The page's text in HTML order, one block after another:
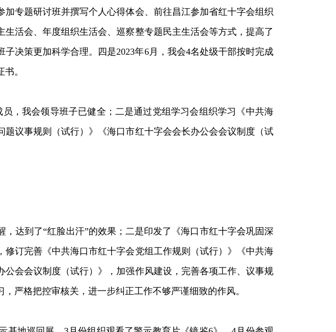
专题研讨班并撰写个人心得体会、前往昌江参加省红十字会组织
活会、年度组织生活会、巡察整专题民主生活会等方式，提高了
决策更加科学合理。四是2023年6月，我会4名处级干部按时完成
。
，我会领导班子已健全；二是通过党组学习会组织学习《中共海
议事规则（试行）》《海口市红十字会会长办公会会议制度（试
达到了“红脸出汗”的效果；二是印发了《海口市红十字会巩固深
订完善《中共海口市红十字会党组工作规则（试行）》《中共海
会会议制度（试行）》，加强作风建设，完善各项工作、议事规
严格把控审核关，进一步纠正工作不够严谨细致的作风。